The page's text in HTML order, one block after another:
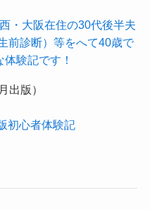
・大阪在住の30代後半夫
前診断）等をへて40歳で
験記です！
出版）
初心者体験記